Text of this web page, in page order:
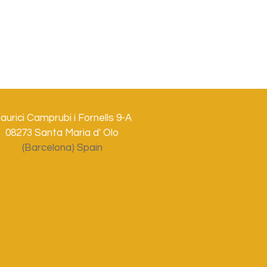
Camprubi i Fornells 9-A
08273 Santa Maria d' Olo
(Barcelona) Spain